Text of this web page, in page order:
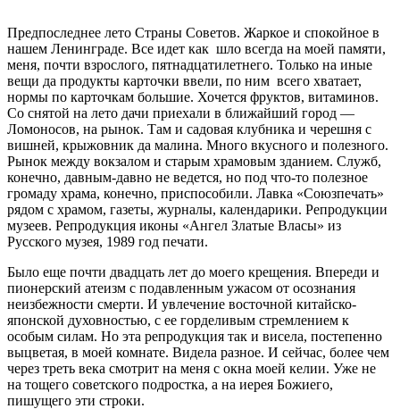
Предпоследнее лето Страны Советов. Жаркое и спокойное в
нашем Ленинграде. Все идет как шло всегда на моей памяти,
меня, почти взрослого, пятнадцатилетнего. Только на иные
вещи да продукты карточки ввели, по ним всего хватает,
нормы по карточкам большие. Хочется фруктов, витаминов.
Со снятой на лето дачи приехали в ближайший город —
Ломоносов, на рынок. Там и садовая клубника и черешня с
вишней, крыжовник да малина. Много вкусного и полезного.
Рынок между вокзалом и старым храмовым зданием. Служб,
конечно, давным-давно не ведется, но под что-то полезное
громаду храма, конечно, приспособили. Лавка «Союзпечать»
рядом с храмом, газеты, журналы, календарики. Репродукции
музеев. Репродукция иконы «Ангел Златые Власы» из
Русского музея, 1989 год печати.
Было еще почти двадцать лет до моего крещения. Впереди и
пионерский атеизм с подавленным ужасом от осознания
неизбежности смерти. И увлечение восточной китайско-
японской духовностью, с ее горделивым стремлением к
особым силам. Но эта репродукция так и висела, постепенно
выцветая, в моей комнате. Видела разное. И сейчас, более чем
через треть века смотрит на меня с окна моей келии. Уже не
на тощего советского подростка, а на иерея Божиего,
пишущего эти строки.